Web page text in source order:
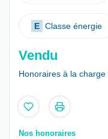
E Classe énergie
Vendu
Honoraires à la
Nos honoraires